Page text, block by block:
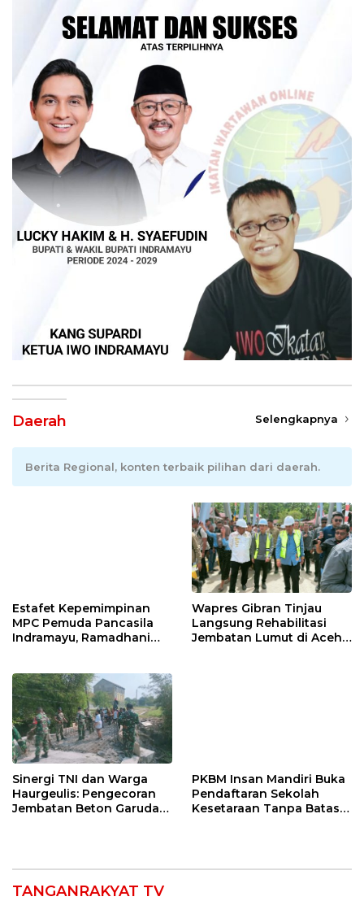
Daerah Selengkapnya
Berita Regional, konten terbaik pilihan dari daerah.
Estafet Kepemimpinan
MPC Pemuda Pancasila
Indramayu, Ramadhani
Muscablub
Wapres Gibran Tinjau
Langsung Rehabilitasi
Jembatan Lumut di Aceh
Sinergi TNI dan Warga
Haurgeulis: Pengecoran
Jembatan Beton Garuda
PKBM Insan Mandiri Buka
Pendaftaran Sekolah
Kesetaraan Tanpa Batas
TANGANRAKYAT TV